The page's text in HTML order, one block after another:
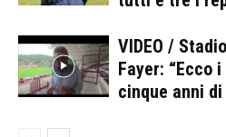
VIDEO /
Fayer: “Ecco
cinque anni